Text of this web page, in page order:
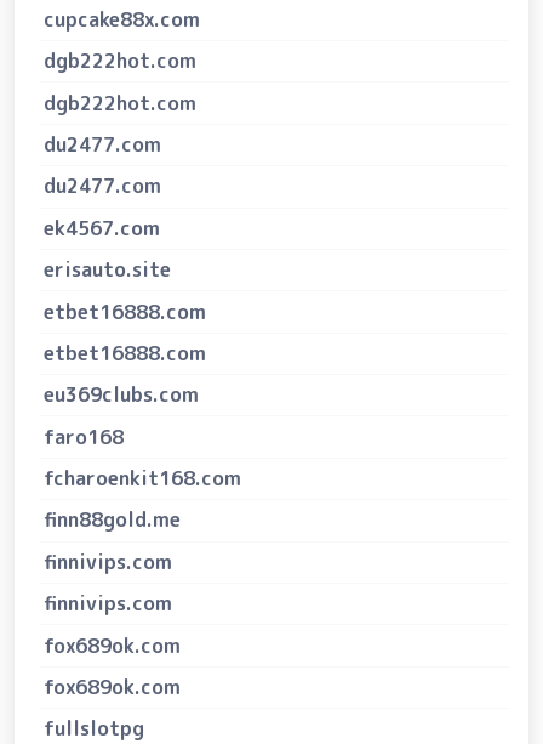
cupcake88x.com
dgb222hot.com
dgb222hot.com
du2477.com
du2477.com
ek4567.com
erisauto.site
etbet16888.com
etbet16888.com
eu369clubs.com
faro168
fcharoenkit168.com
finn88gold.me
finnivips.com
finnivips.com
fox689ok.com
fox689ok.com
fullslotpg